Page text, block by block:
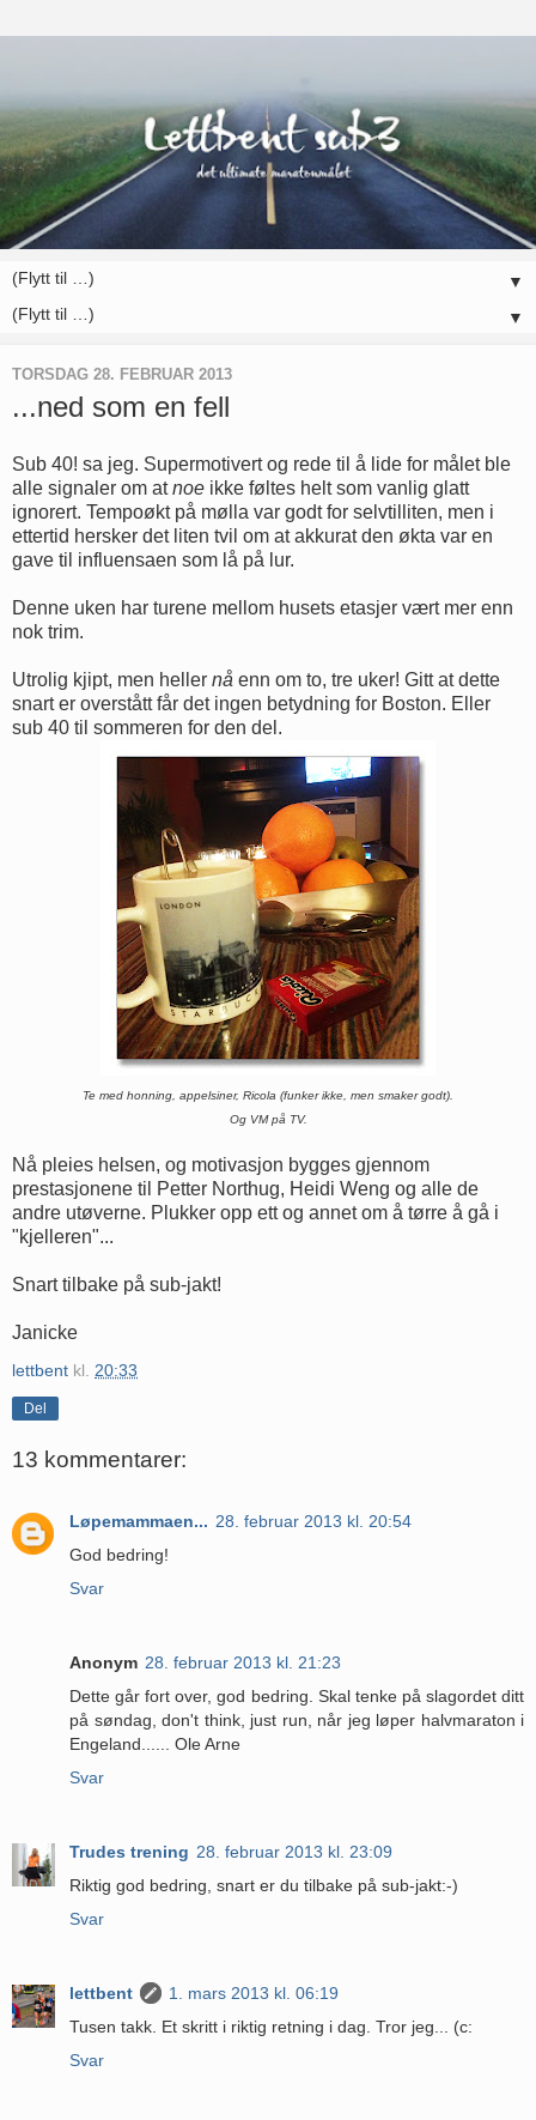
▼
▼
TORSDAG 28. FEBRUAR 2013
...ned som en fell
Sub 40! sa jeg. Supermotivert og rede til å lide for målet ble
alle signaler om atnoe ikke føltes helt som vanlig glatt
ignorert. Tempoøkt på mølla var godt for selvtilliten, men i
ettertid hersker det liten tvil om at akkurat den økta var en
gave til influensaen som lå på lur.
Denne uken har turene mellom husets etasjer vært mer enn
nok trim.
Utrolig kjipt, men heller nå enn om to, tre uker! Gitt at dette
snart er overstått får det ingen betydning for Boston. Eller
sub 40 til sommeren for den del.
Te med honning, appelsiner, Ricola (funker ikke, men smaker godt).
Og VM på TV.
Nå pleies helsen, og motivasjon bygges gjennom
prestasjonene til Petter Northug, Heidi Weng og alle de
andre utøverne. Plukker opp ett og annet om å tørre å gå i
"kjelleren"...
Snart tilbake på sub-jakt!
Janicke
lettbent kl. 20:33
Del
13 kommentarer:
Løpemammaen... 28. februar 2013 kl. 20:54
God bedring!
Svar
Anonym 28. februar 2013 kl. 21:23
Dette går fort over, god bedring. Skal tenke på slagordet ditt
på søndag, don't think, just run, når jeg løper halvmaraton i
Engeland...... Ole Arne
Svar
Trudes trening 28. februar 2013 kl. 23:09
Riktig god bedring, snart er du tilbake på sub-jakt:-)
Svar
lettbent
1. mars 2013 kl. 06:19
Tusen takk. Et skritt i riktig retning i dag. Tror jeg... (c:
Svar